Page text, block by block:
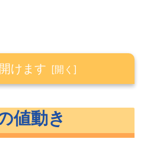
けます
た米主要3指数
値動き